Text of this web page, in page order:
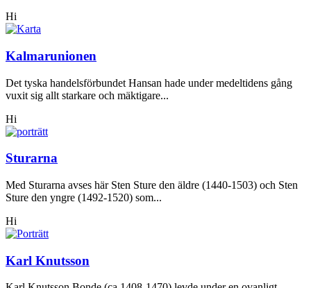
Hi
Kalmarunionen
Det tyska handelsförbundet Hansan hade under medeltidens gång
vuxit sig allt starkare och mäktigare...
Hi
Sturarna
Med Sturarna avses här Sten Sture den äldre (1440-1503) och Sten
Sture den yngre (1492-1520) som...
Hi
Karl Knutsson